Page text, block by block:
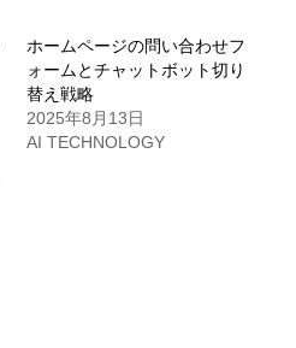
ホームページの問い合わせフ
ォームとチャットボット切り
替え戦略
2025年8月13日
AI TECHNOLOGY